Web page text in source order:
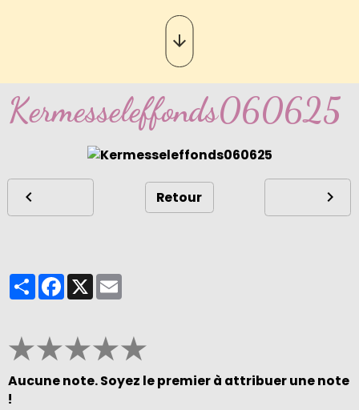
Kermesseleffonds060625
Retour
PartagerFacebook
X
★★★★★
Aucune note. Soyez le premier à attribuer une note
!